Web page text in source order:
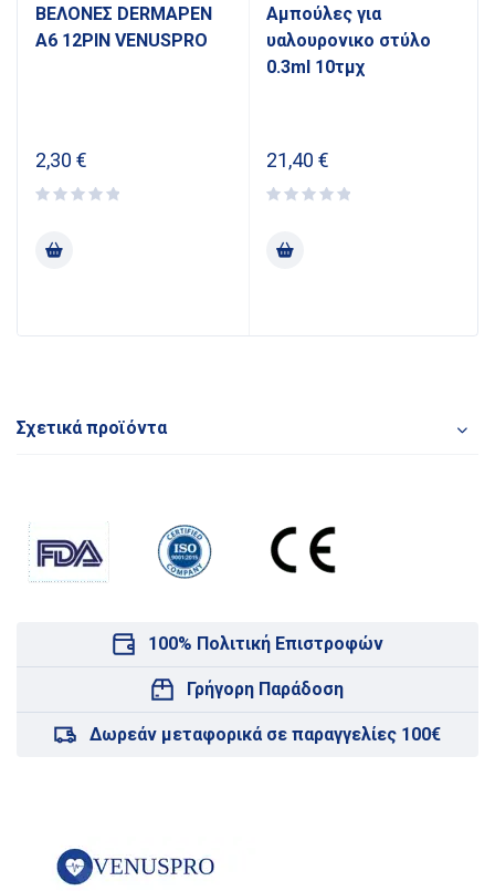
ΒΕΛΟΝΕΣ DERMAPEN
Α6 12PIN VENUSPRO
2,30 €
Αμπούλες για
υαλουρονικο στύλο
0.3ml 10τμχ
21,40 €
Σχετικά προϊόντα
100% Πολιτική Επιστροφών
Γρήγορη Παράδοση
Δωρεάν μεταφορικά σε παραγγελίες 100€